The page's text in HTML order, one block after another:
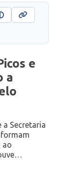
e
a
a Secretaria
ao